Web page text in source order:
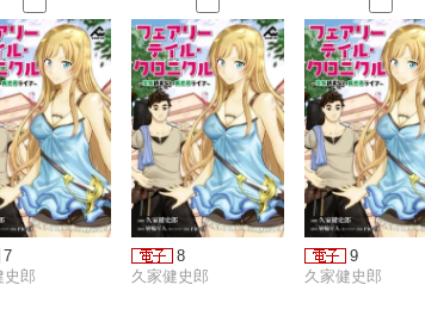
7
史郎
8
久家健史郎
9
久家健史郎